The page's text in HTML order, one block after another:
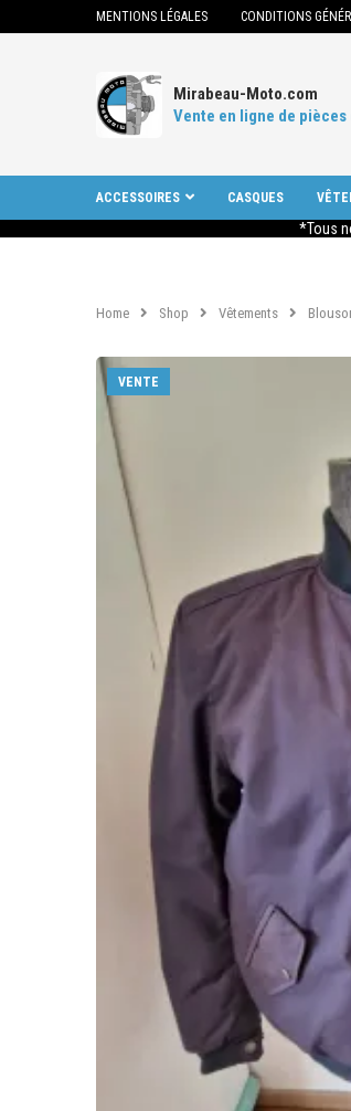
MENTIONS LÉGALES CONDITIONS
Mirabeau-Moto.com
Vente en ligne de
ACCESSOIRES CASQUES
*Tous
Home Shop Vêtements
VENTE